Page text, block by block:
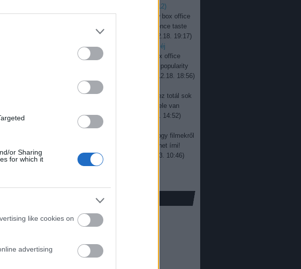
or Sharing
for which it
like cookies on
advertising
Kassai
kritika: csatahajó [battleship] (2012)
jacyjevan:Interesting to see how box office
numbers change over time. Audience taste
really keeps evolving, ...
2025.12.18. 19:17)
magyar box office: százegymillió éj
jacyjevan:
Good read overall. Box office
numbers don’t always reflect real popularity
2025.12.18. 18:56)
magyar box office: sötét út
Kerma:Rengeteg kritika van itt, ez totál sok
munka! Gratulálunk! Egy jó film tele van
jobbnál jobb képek...
2024.05.13. 14:52)
hazai bemutatónaptár 2019
Nem gondoltam volna, hogy filmekről
ilyen sokat és ennyi érdekeset lehet írni!
Köszönjük a cikket!...
2023.07.03. 10:46)
usa box office: új élmény
150jofilm(16)
100)
81)
(5319